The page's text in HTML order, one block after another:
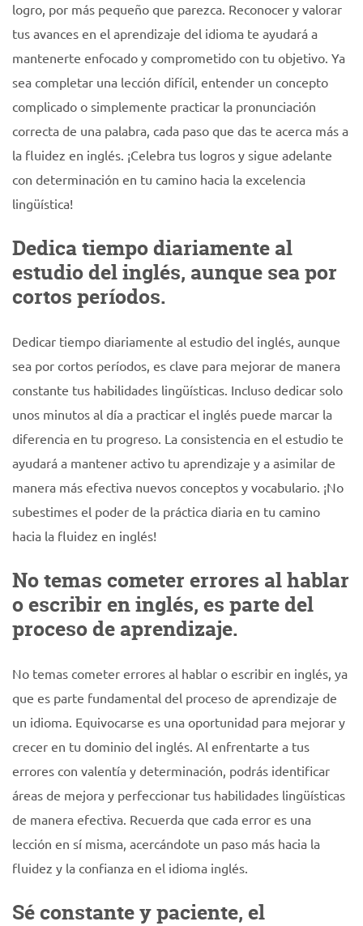
logro, por más pequeño que parezca. Reconocer y valorar
tus avances en el aprendizaje del idioma te ayudará a
mantenerte enfocado y comprometido con tu objetivo. Ya
sea completar una lección difícil, entender un concepto
complicado o simplemente practicar la pronunciación
correcta de una palabra, cada paso que das te acerca más a
la fluidez en inglés. ¡Celebra tus logros y sigue adelante
con determinación en tu camino hacia la excelencia
lingüística!
Dedica tiempo diariamente al
estudio del inglés, aunque sea por
cortos períodos.
Dedicar tiempo diariamente al estudio del inglés, aunque
sea por cortos períodos, es clave para mejorar de manera
constante tus habilidades lingüísticas. Incluso dedicar solo
unos minutos al día a practicar el inglés puede marcar la
diferencia en tu progreso. La consistencia en el estudio te
ayudará a mantener activo tu aprendizaje y a asimilar de
manera más efectiva nuevos conceptos y vocabulario. ¡No
subestimes el poder de la práctica diaria en tu camino
hacia la fluidez en inglés!
No temas cometer errores al hablar
o escribir en inglés, es parte del
proceso de aprendizaje.
No temas cometer errores al hablar o escribir en inglés, ya
que es parte fundamental del proceso de aprendizaje de
un idioma. Equivocarse es una oportunidad para mejorar y
crecer en tu dominio del inglés. Al enfrentarte a tus
errores con valentía y determinación, podrás identificar
áreas de mejora y perfeccionar tus habilidades lingüísticas
de manera efectiva. Recuerda que cada error es una
lección en sí misma, acercándote un paso más hacia la
fluidez y la confianza en el idioma inglés.
Sé constante y paciente, el